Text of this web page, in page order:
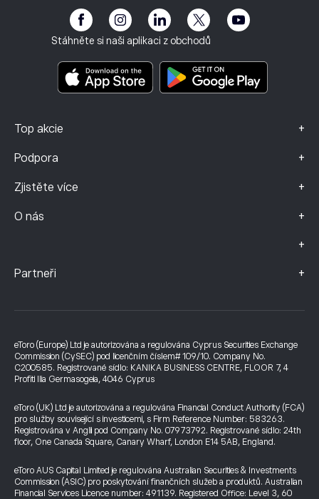
Stáhněte si naši aplikaci z obchodů
Top akcie +
Podpora +
Zjistěte více +
O nás +
+
Upozornění na rizika
Smluvní podmínky
Dokumenty s klíčovými informacemi
Údaje o stížnostech (klienti FCA)
Partneři +
Investiční pojištění
eToro (Europe) Ltd je autorizována a regulována Cyprus Securities Exchange
Commission (CySEC) pod licenčním číslem# 109/10. Company No.
C200585. Registrované sídlo: KANIKA BUSINESS CENTRE, FLOOR 7, 4
Profiti Ilia Germasogeia, 4046 Cyprus
eToro (UK) Ltd je autorizována a regulována Financial Conduct Authority (FCA)
pro služby související s investicemi, s Firm Reference Number: 583263.
Registrována v Anglii pod Company No. 07973792. Registrované sídlo: 24th
floor, One Canada Square, Canary Wharf, London E14 5AB, England.
eToro AUS Capital Limited je regulována Australian Securities & Investments
Commission (ASIC) pro poskytování finančních služeb a produktů. Australian
Financial Services Licence number: 491139. Registered Office: Level 3, 60